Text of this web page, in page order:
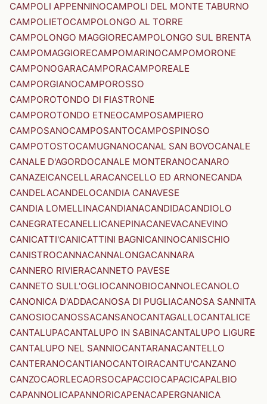
CAMPOLI APPENNINOCAMPOLI DEL MONTE TABURNO
CAMPOLIETOCAMPOLONGO AL TORRE
CAMPOLONGO MAGGIORECAMPOLONGO SUL BRENTA
CAMPOMAGGIORECAMPOMARINOCAMPOMORONE
CAMPONOGARACAMPORACAMPOREALE
CAMPORGIANOCAMPOROSSO
CAMPOROTONDO DI FIASTRONE
CAMPOROTONDO ETNEOCAMPOSAMPIERO
CAMPOSANOCAMPOSANTOCAMPOSPINOSO
CAMPOTOSTOCAMUGNANOCANAL SAN BOVOCANALE
CANALE D'AGORDOCANALE MONTERANOCANARO
CANAZEICANCELLARACANCELLO ED ARNONECANDA
CANDELACANDELOCANDIA CANAVESE
CANDIA LOMELLINACANDIANACANDIDACANDIOLO
CANEGRATECANELLICANEPINACANEVACANEVINO
CANICATTI'CANICATTINI BAGNICANINOCANISCHIO
CANISTROCANNACANNALONGACANNARA
CANNERO RIVIERACANNETO PAVESE
CANNETO SULL'OGLIOCANNOBIOCANNOLECANOLO
CANONICA D'ADDACANOSA DI PUGLIACANOSA SANNITA
CANOSIOCANOSSACANSANOCANTAGALLOCANTALICE
CANTALUPACANTALUPO IN SABINACANTALUPO LIGURE
CANTALUPO NEL SANNIOCANTARANACANTELLO
CANTERANOCANTIANOCANTOIRACANTU'CANZANO
CANZOCAORLECAORSOCAPACCIOCAPACICAPALBIO
CAPANNOLICAPANNORICAPENACAPERGNANICA